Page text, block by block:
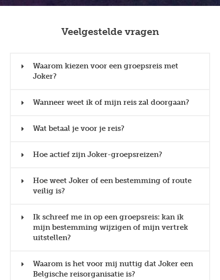
Veelgestelde vragen
Waarom kiezen voor een groepsreis met
Joker?
Wanneer weet ik of mijn reis zal doorgaan?
Wat betaal je voor je reis?
Hoe actief zijn Joker-groepsreizen?
Hoe weet Joker of een bestemming of route
veilig is?
Ik schreef me in op een groepsreis: kan ik
mijn bestemming wijzigen of mijn vertrek
uitstellen?
Waarom is het voor mij nuttig dat Joker een
Belgische reisorganisatie is?